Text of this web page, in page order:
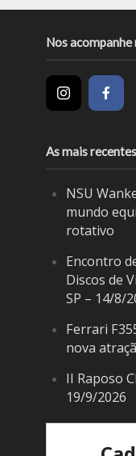
Nos acompanhe
As mais recentes
NSU
mundo
rotativo
Encontro
Discos de
SP – 14/8/
Ferrari
nova
II Raposo
19/9/2026